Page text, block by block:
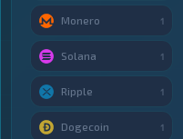
Monero 1
Solana 1
Ripple 1
Dogecoin 1